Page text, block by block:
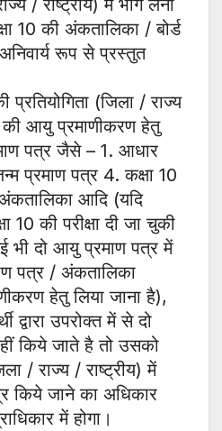
/ राष्ट्रीय) में भाग लेना
10 की अंकतालिका / बोर्ड
रूप से प्रस्तुत
(जिला / राज्य
की आयु प्रमाणीकरण हेतु
पत्र जैसे – 1. आधार
प्रमाण पत्र 4. कक्षा 10
आदि (यदि
10 की परीक्षा दी जा चुकी
भी दो आयु प्रमाण पत्र में
पत्र / अंकतालिका
हेतु लिया जाना है),
द्वारा उपरोक्त में से दो
किये जाते है तो उसको
/ राज्य / राष्ट्रीय) में
किये जाने का अधिकार
में होगा।